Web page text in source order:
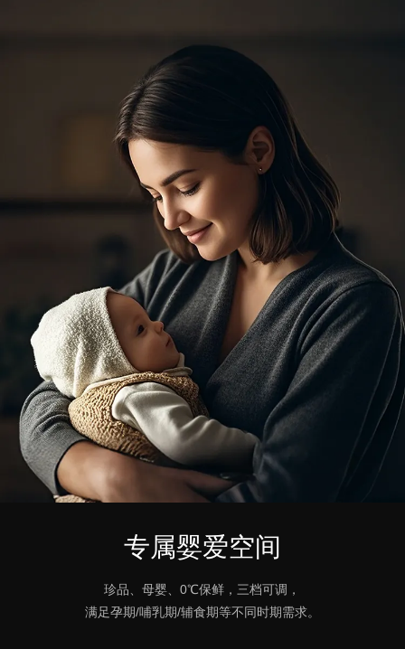
专属婴爱空间
珍品、母婴、0℃保鲜，三档可调，
满足孕期/哺乳期/辅食期等不同时期需求。